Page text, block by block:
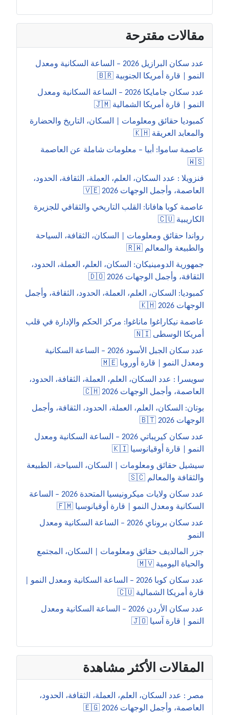
مقالات مقترحة
عدد سكان البرازيل 2026 – الساعة السكانية ومعدل
النمو | قارة أمريكا الجنوبية 🇧🇷
عدد سكان جامايكا 2026 – الساعة السكانية ومعدل
النمو | قارة أمريكا الشمالية 🇯🇲
كمبوديا حقائق ومعلومات | السكان، التاريخ والحضارة
والمعابد العريقة 🇰🇭
عاصمة ساموا: أبيا – معلومات شاملة عن العاصمة
🇼🇸
فنزويلا : عدد السكان، العلم، العملة، الثقافة، الحدود،
العاصمة، وأجمل الوجهات 2026 🇻🇪
عاصمة كوبا هافانا: القلب التاريخي والثقافي للجزيرة
الكاريبية 🇨🇺
رواندا حقائق ومعلومات | السكان، الثقافة، السياحة
والطبيعة والمعالم 🇷🇼
جمهورية الدومينيكان: السكان، العلم، العملة، الحدود،
الثقافة، وأجمل الوجهات 2026 🇩🇴
كمبوديا: السكان، العلم، العملة، الحدود، الثقافة، وأجمل
الوجهات 2026 🇰🇭
عاصمة نيكاراغوا ماناغوا: مركز الحكم والإدارة في قلب
أمريكا الوسطى 🇳🇮
عدد سكان الجبل الأسود 2026 – الساعة السكانية
ومعدل النمو | قارة أوروبا 🇲🇪
سويسرا : عدد السكان، العلم، العملة، الثقافة، الحدود،
العاصمة، وأجمل الوجهات 2026 🇨🇭
بوتان: السكان، العلم، العملة، الحدود، الثقافة، وأجمل
الوجهات 2026 🇧🇹
عدد سكان كيريباتي 2026 – الساعة السكانية ومعدل
النمو | قارة أوقيانوسيا 🇰🇮
سيشيل حقائق ومعلومات | السكان، السياحة، الطبيعة
والثقافة والمعالم 🇸🇨
عدد سكان ولايات ميكرونيسيا المتحدة 2026 – الساعة
السكانية ومعدل النمو | قارة أوقيانوسيا 🇫🇲
عدد سكان بروناي 2026 – الساعة السكانية ومعدل
النمو
جزر المالديف حقائق ومعلومات | السكان، المجتمع
والحياة اليومية 🇲🇻
عدد سكان كوبا 2026 – الساعة السكانية ومعدل النمو |
قارة أمريكا الشمالية 🇨🇺
عدد سكان الأردن 2026 – الساعة السكانية ومعدل
النمو | قارة آسيا 🇯🇴
المقالات الأكثر مشاهدة
مصر : عدد السكان، العلم، العملة، الثقافة، الحدود،
العاصمة، وأجمل الوجهات 2026 🇪🇬